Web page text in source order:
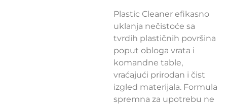
Plastic Cleaner efikasno
uklanja nečistoće sa
tvrdih plastičnih površina
poput obloga vrata i
komandne table,
vraćajući prirodan i čist
izgled materijala. Formula
spremna za upotrebu ne